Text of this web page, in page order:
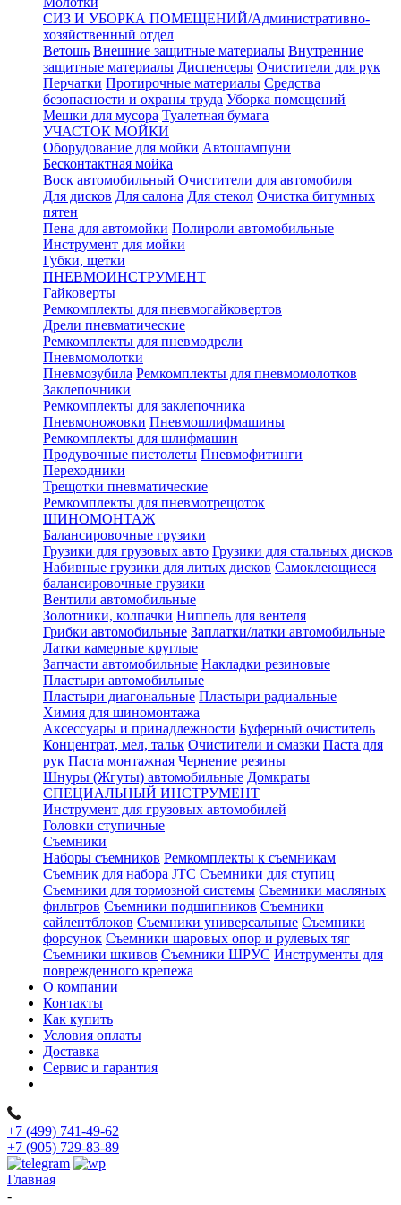
СИЗ И УБОРКА ПОМЕЩЕНИЙ/Административно-
хозяйственный отдел
Ветошь Внешние защитные материалы Внутренние
защитные материалы Диспенсеры Очистители для рук
Перчатки Протирочные материалы Средства
безопасности и охраны труда Уборка помещений
Мешки для мусора Туалетная бумага
УЧАСТОК МОЙКИ
Оборудование для мойки Автошампуни
Бесконтактная мойка
Воск автомобильный Очистители для автомобиля
Для дисков Для салона Для стекол Очистка битумных
пятен
Пена для автомойки Полироли автомобильные
Инструмент для мойки
Губки, щетки
ПНЕВМОИНСТРУМЕНТ
Гайковерты
Ремкомплекты для пневмогайковертов
Дрели пневматические
Ремкомплекты для пневмодрели
Пневмомолотки
Пневмозубила Ремкомплекты для пневмомолотков
Заклепочники
Ремкомплекты для заклепочника
Пневмоножовки Пневмошлифмашины
Ремкомплекты для шлифмашин
Продувочные пистолеты Пневмофитинги
Переходники
Трещотки пневматические
Ремкомплекты для пневмотрещоток
ШИНОМОНТАЖ
Балансировочные грузики
Грузики для грузовых авто Грузики для стальных дисков
Набивные грузики для литых дисков Самоклеющиеся
балансировочные грузики
Вентили автомобильные
Золотники, колпачки Ниппель для вентеля
Грибки автомобильные Заплатки/латки автомобильные
Латки камерные круглые
Запчасти автомобильные Накладки резиновые
Пластыри автомобильные
Пластыри диагональные Пластыри радиальные
Химия для шиномонтажа
Аксессуары и принадлежности Буферный очиститель
Концентрат, мел, тальк Очистители и смазки Паста для
рук Паста монтажная Чернение резины
Шнуры (Жгуты) автомобильные Домкраты
СПЕЦИАЛЬНЫЙ ИНСТРУМЕНТ
Инструмент для грузовых автомобилей
Головки ступичные
Съемники
Наборы съемников Ремкомплекты к съемникам
Съемник для набора JTC Съемники для ступиц
Съемники для тормозной системы Съемники масляных
фильтров Съемники подшипников Съемники
сайлентблоков Съемники универсальные Съемники
форсунок Съемники шаровых опор и рулевых тяг
Съемники шкивов Съемники ШРУС Инструменты для
поврежденного крепежа
О компании
Контакты
Как купить
Условия оплаты
Доставка
Сервис и гарантия
+7 (499) 741-49-62
+7 (905) 729-83-89
Главная
-